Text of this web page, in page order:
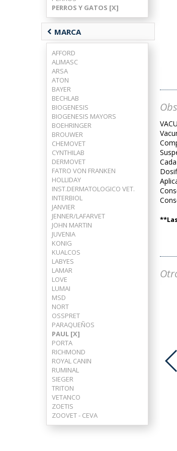
PERROS Y GATOS [X]
chevron_left MARCA
AFFORD
ALIMASC
ARSA
ATON
BAYER
BECHLAB
BIOGENESIS
BIOGENESIS MAYORS
BOEHRINGER
BROUWER
CHEMOVET
CYNTHILAB
DERMOVET
FATRO VON FRANKEN
HOLLIDAY
INST.DERMATOLOGICO VET.
INTERBIOL
JANVIER
JENNER/LAFARVET
JOHN MARTIN
JUVENIA
KONIG
KUALCOS
LABYES
LAMAR
LOVE
LUMAI
MSD
NORT
OSSPRET
PARAQUEÑOS
PAUL [X]
PORTA
RICHMOND
ROYAL CANIN
RUMINAL
SIEGER
TRITON
VETANCO
ZOETIS
ZOOVET - CEVA
ADVOCATE PERROS 25-40 KG